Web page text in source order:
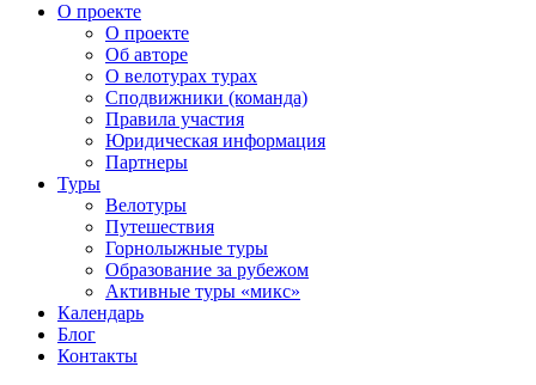
О проекте
О проекте
Об авторе
О велотурах турах
Сподвижники (команда)
Правила участия
Юридическая информация
Партнеры
Туры
Велотуры
Путешествия
Горнолыжные туры
Образование за рубежом
Активные туры «микс»
Календарь
Блог
Контакты